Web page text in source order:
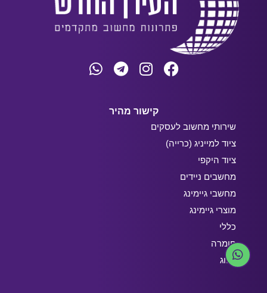
קישור מהיר
שירותי מחשוב לעסקים
ציוד למייניג (כרייה)
ציוד היקפי
מחשבים ניידים
מחשבי גיימינג
מוצרי גיימינג
כללי
חומרה
בלוג